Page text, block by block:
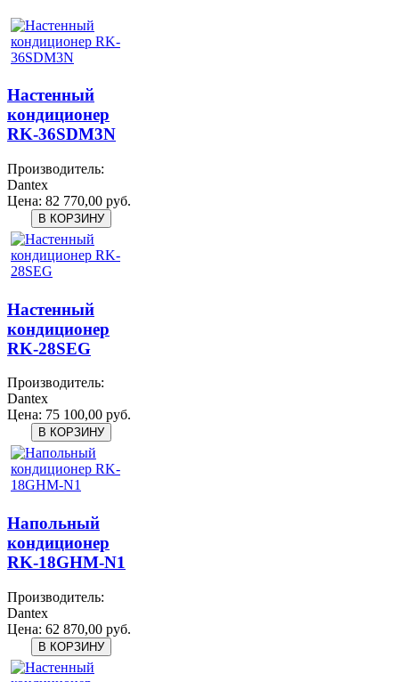
Настенный
кондиционер
RK-36SDM3N
Производитель:
Dantex
Цена: 82 770,00 руб.
Настенный
кондиционер
RK-28SEG
Производитель:
Dantex
Цена: 75 100,00 руб.
Напольный
кондиционер
RK-18GHM-N1
Производитель:
Dantex
Цена: 62 870,00 руб.